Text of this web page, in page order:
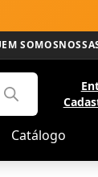
SOMOS
Catálogo